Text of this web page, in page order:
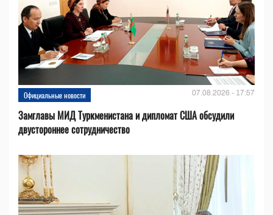
Официальные новости 07.08.2026 - 17:57
Замглавы МИД Туркменистана и дипломат США обсудили
двустороннее сотрудничество